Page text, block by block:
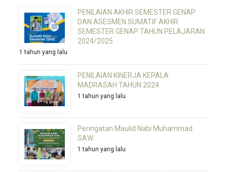
PENILAIAN AKHIR SEMESTER GENAP
DAN ASESMEN SUMATIF AKHIR
SEMESTER GENAP TAHUN PELAJARAN
2024/2025
1 tahun yang lalu
PENILAIAN KINERJA KEPALA
MADRASAH TAHUN 2024
1 tahun yang lalu
Peringatan Maulid Nabi Muhammad
SAW
1 tahun yang lalu